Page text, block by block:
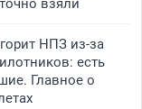
взяли
НПЗ из-за
есть
Главное о